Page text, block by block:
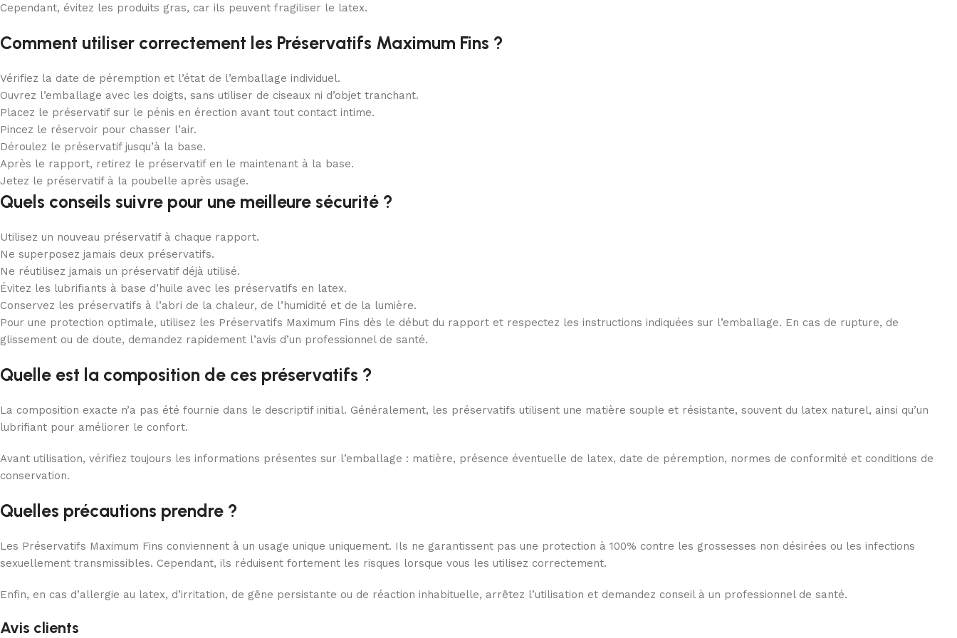
Cependant, évitez les produits gras, car ils peuvent fragiliser le latex.
Comment utiliser correctement les Préservatifs Maximum Fins ?
Vérifiez la date de péremption et l’état de l’emballage individuel.
Ouvrez l’emballage avec les doigts, sans utiliser de ciseaux ni d’objet tranchant.
Placez le préservatif sur le pénis en érection avant tout contact intime.
Pincez le réservoir pour chasser l’air.
Déroulez le préservatif jusqu’à la base.
Après le rapport, retirez le préservatif en le maintenant à la base.
Jetez le préservatif à la poubelle après usage.
Quels conseils suivre pour une meilleure sécurité ?
Utilisez un nouveau préservatif à chaque rapport.
Ne superposez jamais deux préservatifs.
Ne réutilisez jamais un préservatif déjà utilisé.
Évitez les lubrifiants à base d’huile avec les préservatifs en latex.
Conservez les préservatifs à l’abri de la chaleur, de l’humidité et de la lumière.
Pour une protection optimale, utilisez les Préservatifs Maximum Fins dès le début du rapport et respectez les instructions indiquées sur l’emballage. En cas de rupture, de
glissement ou de doute, demandez rapidement l’avis d’un professionnel de santé.
Quelle est la composition de ces préservatifs ?
La composition exacte n’a pas été fournie dans le descriptif initial. Généralement, les préservatifs utilisent une matière souple et résistante, souvent du latex naturel, ainsi qu’un
lubrifiant pour améliorer le confort.
Avant utilisation, vérifiez toujours les informations présentes sur l’emballage : matière, présence éventuelle de latex, date de péremption, normes de conformité et conditions de
conservation.
Quelles précautions prendre ?
Les Préservatifs Maximum Fins conviennent à un usage unique uniquement. Ils ne garantissent pas une protection à 100% contre les grossesses non désirées ou les infections
sexuellement transmissibles. Cependant, ils réduisent fortement les risques lorsque vous les utilisez correctement.
Enfin, en cas d’allergie au latex, d’irritation, de gêne persistante ou de réaction inhabituelle, arrêtez l’utilisation et demandez conseil à un professionnel de santé.
Avis clients